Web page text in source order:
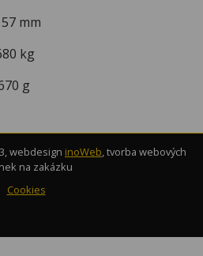
57 mm
kg
670 g
webdesign inoWeb, tvorba webových
na zakázku
Cookies